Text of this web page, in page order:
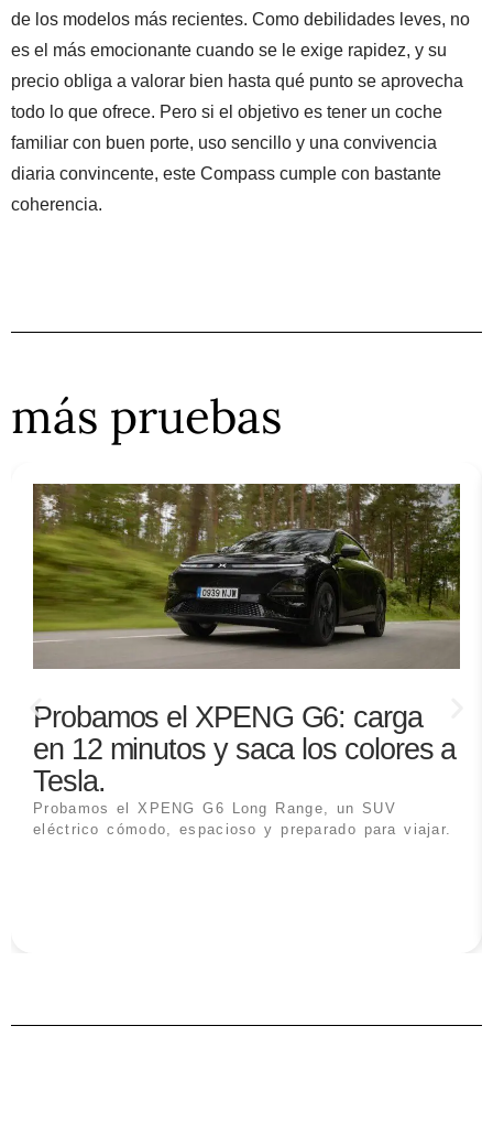
de los modelos más recientes. Como debilidades leves, no
es el más emocionante cuando se le exige rapidez, y su
precio obliga a valorar bien hasta qué punto se aprovecha
todo lo que ofrece. Pero si el objetivo es tener un coche
familiar con buen porte, uso sencillo y una convivencia
diaria convincente, este Compass cumple con bastante
coherencia.
más pruebas
Probamos el XPENG G6: carga
en 12 minutos y saca los colores a
Tesla.
Probamos el XPENG G6 Long Range, un SUV
eléctrico cómodo, espacioso y preparado para viajar.